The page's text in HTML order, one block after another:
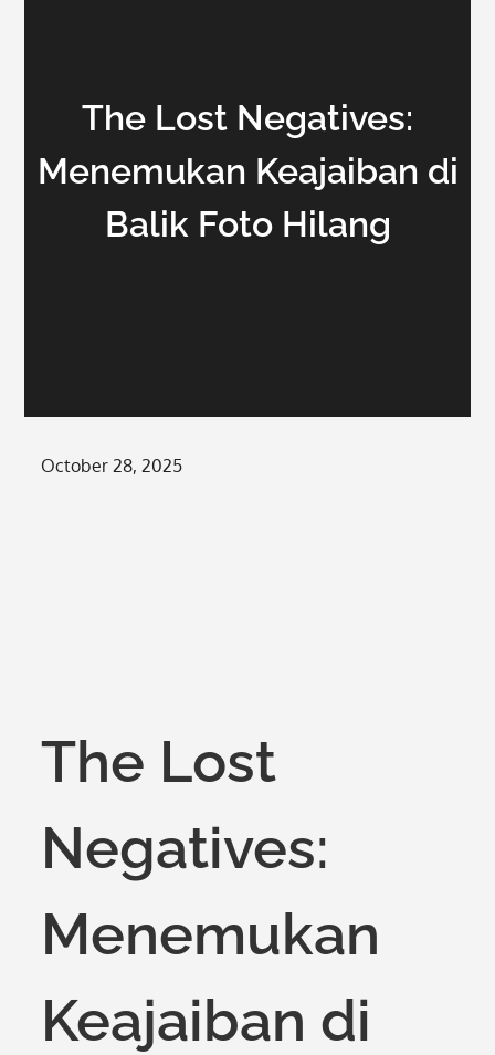
The Lost Negatives:
Menemukan Keajaiban di
Balik Foto Hilang
Posted
October 28, 2025
The Lost
Negatives:
Menemukan
Keajaiban di